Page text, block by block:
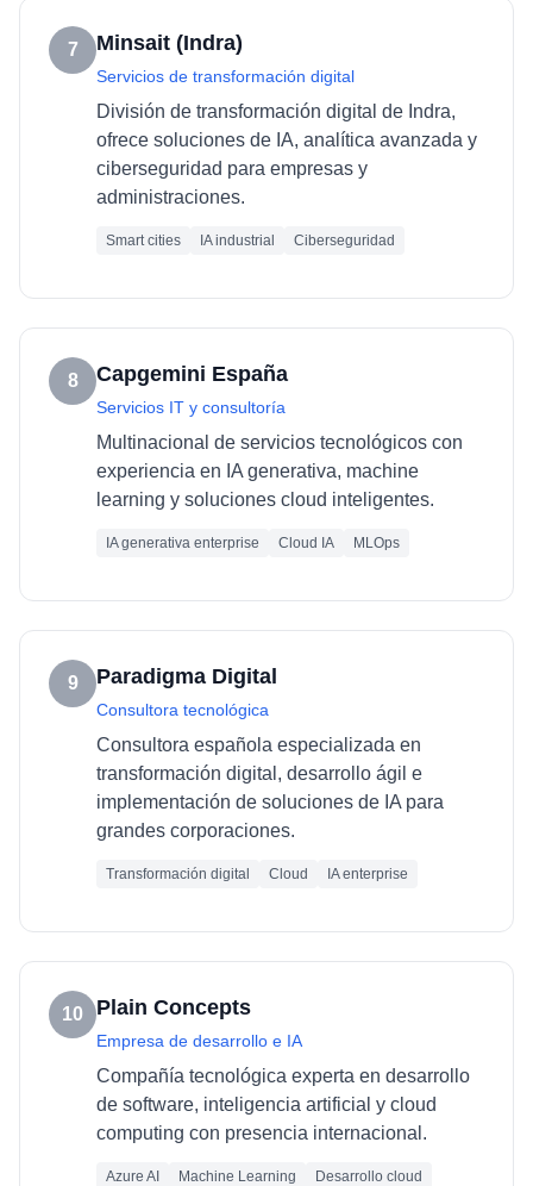
7 Minsait (Indra)
Servicios de transformación digital
División de transformación digital de Indra,
ofrece soluciones de IA, analítica avanzada y
ciberseguridad para empresas y
administraciones.
Smart cities IA industrial Ciberseguridad
8 Capgemini España
Servicios IT y consultoría
Multinacional de servicios tecnológicos con
experiencia en IA generativa, machine
learning y soluciones cloud inteligentes.
IA generativa enterprise Cloud IA MLOps
9 Paradigma Digital
Consultora tecnológica
Consultora española especializada en
transformación digital, desarrollo ágil e
implementación de soluciones de IA para
grandes corporaciones.
Transformación digital Cloud IA enterprise
10 Plain Concepts
Empresa de desarrollo e IA
Compañía tecnológica experta en desarrollo
de software, inteligencia artificial y cloud
computing con presencia internacional.
Azure AI Machine Learning Desarrollo cloud